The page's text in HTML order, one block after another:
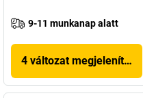
9-11 munkanap alatt
4 változat megjelenítése